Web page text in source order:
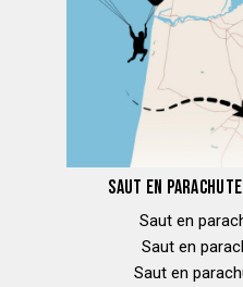
SAUT EN
Saut en
Saut en
Saut en